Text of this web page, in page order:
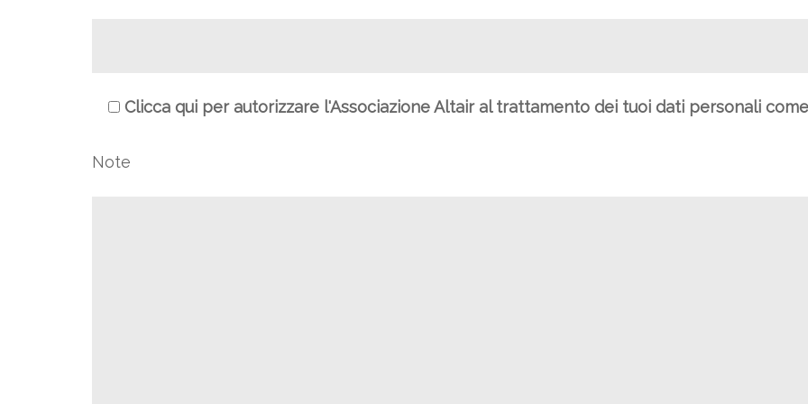
Clicca qui per autorizzare l'Associazione Altair al trattamento dei tuoi dati personali
Note